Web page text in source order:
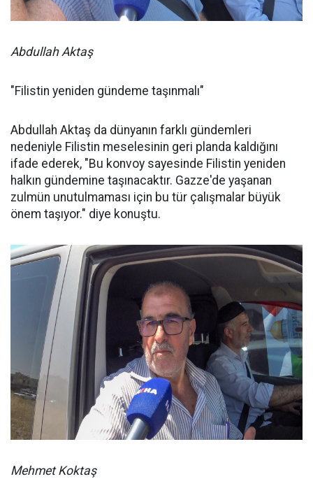
Abdullah Aktaş
"Filistin yeniden gündeme taşınmalı"
Abdullah Aktaş da dünyanın farklı gündemleri
nedeniyle Filistin meselesinin geri planda kaldığını
ifade ederek, "Bu konvoy sayesinde Filistin yeniden
halkın gündemine taşınacaktır. Gazze'de yaşanan
zulmün unutulmaması için bu tür çalışmalar büyük
önem taşıyor." diye konuştu.
Mehmet Koktaş